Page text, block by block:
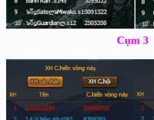
Cụm 3